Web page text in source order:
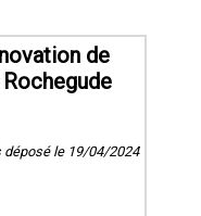
de
déposé le 19/04/2024